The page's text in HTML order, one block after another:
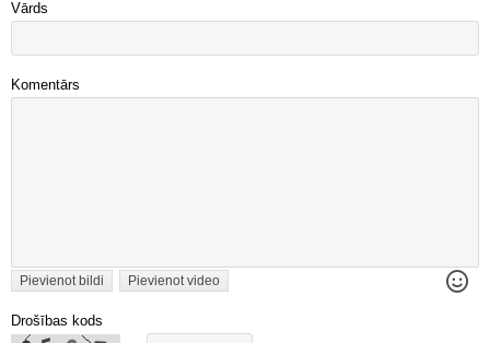
Vārds
Komentārs
Pievienot bildi Pievienot video
Drošības kods